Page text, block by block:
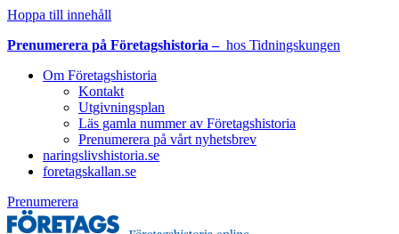
Hoppa till innehåll
Prenumerera på Företagshistoria – hos Tidningskungen
Om Företagshistoria
Kontakt
Utgivningsplan
Läs gamla nummer av Företagshistoria
Prenumerera på vårt nyhetsbrev
naringslivshistoria.se
foretagskallan.se
Prenumerera